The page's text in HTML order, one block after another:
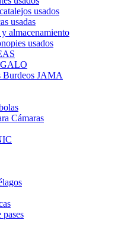
usados
usadas
y almacenamiento
usados
Burdeos JAMA
Cámaras
pases